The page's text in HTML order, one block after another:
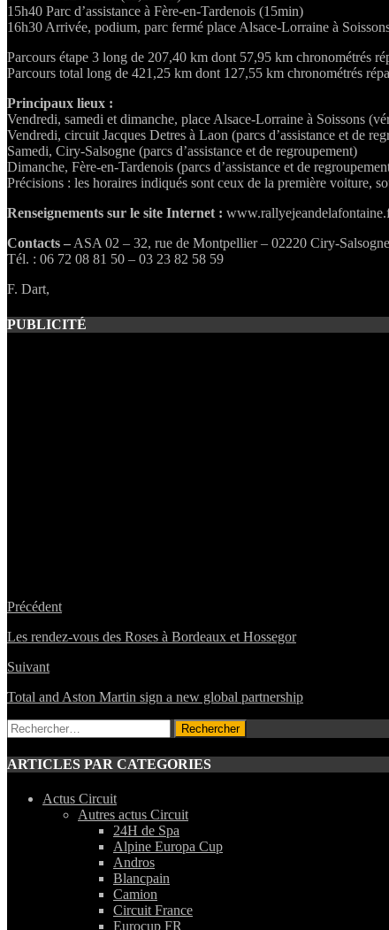
15h40 Parc d’assistance à Fère-en-Tardenois (15min)
16h30 Arrivée, podium, parc fermé place Alsace-Lorraine à
Parcours étape 3 long de 207,40 km dont 57,95 km chronométrés
Parcours total long de 421,25 km dont 127,55 km chronométrés
Principaux lieux :
Vendredi, samedi et dimanche, place Alsace-Lorraine à Soissons
Vendredi, circuit Jacques Detres à Laon (parcs d’assistance et de
Samedi, Ciry-Salsogne (parcs d’assistance et de regroupement)
Dimanche, Fère-en-Tardenois (parcs d’assistance et de
Précisions : les horaires indiqués sont ceux de la première voiture,
Renseignements sur le site Internet :
Contacts – ASA 02 – 32, rue de Montpellier – 02220 Ciry-Salsogne
Tél. : 06 72 08 81 50 – 03 23 82 58 59
F. Dart,
PUBLICITÉ
Précédent
Les rendez-vous des Roses à Bordeaux et Hossegor
Suivant
Total and Aston Martin sign a new global partnership
Rechercher :
ARTICLES PAR CATEGORIES
Actus Circuit
Autres actus Circuit
24H de Spa
Alpine Europa Cup
Andros
Blancpain
Camion
Circuit France
Eurocup FR